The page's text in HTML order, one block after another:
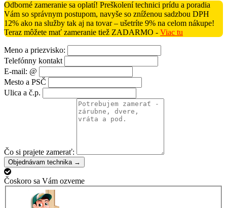
Odborné zameranie sa oplatí! Preškolení technici prídu a poradia
Vám so správnym postupom, navyše so zníženou sadzbou DPH
12% ako na služby tak aj na tovar – ušetríte 9% na celom nákupe!
Teraz môžete mať zameranie tiež ZADARMO - Viac tu
Meno a priezvisko:
Telefónny kontakt
E-mail: @
Mesto a PSČ
Ulica a č.p.
Čo si prajete zamerať:
Objednávam technika →
Čoskoro sa Vám ozveme